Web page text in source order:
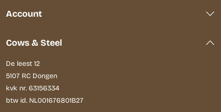
Account
Cows & Steel
De leest 12
5107 RC Dongen
kvk nr. 63156334
btw id. NL001676801B27